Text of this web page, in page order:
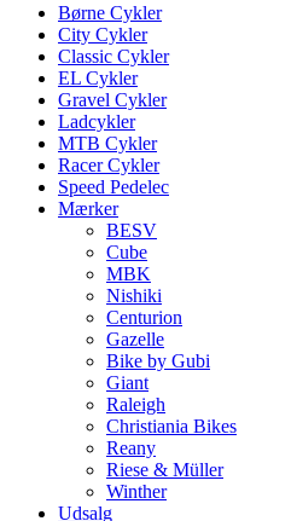
search
Menu
Børne Cykler
City Cykler
Classic Cykler
EL Cykler
Gravel Cykler
Ladcykler
MTB Cykler
Racer Cykler
Speed Pedelec
Mærker
BESV
Cube
MBK
Nishiki
Centurion
Gazelle
Bike by Gubi
Giant
Raleigh
Christiania Bikes
Reany
Riese & Müller
Winther
Udsalg